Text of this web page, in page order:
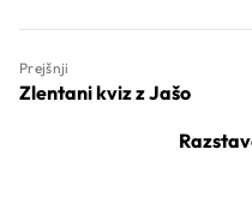
Prejšnji
Zlentani kviz z Jašo